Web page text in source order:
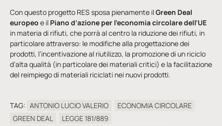
Con questo progetto RES sposa pienamente ilGreen Deal
europeo e il Piano d’azione per l’economia circolare dell’UE
in materia di rifiuti, che porrà al centro la riduzione dei rifiuti, in
particolare attraverso: le modifiche alla progettazione dei
prodotti, l’incentivazione al riutilizzo, la promozione di un riciclo
d’alta qualità (in particolare dei materiali critici) e la facilitazione
del reimpiego di materiali riciclati nei nuovi prodotti.
TAG: ANTONIO LUCIO VALERIO
ECONOMIA CIRCOLARE
GREEN DEAL
LEGGE 181/889